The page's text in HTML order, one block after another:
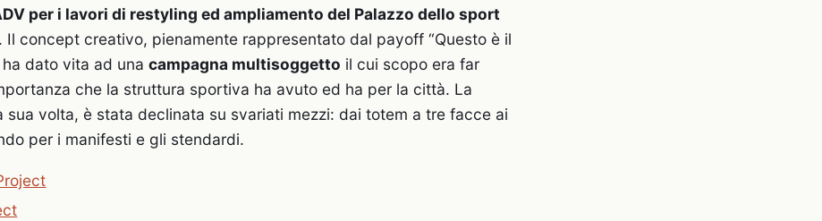
per i lavori di restyling ed ampliamento del Palazzo dello sport
. Il concept creativo, pienamente rappresentato dal payoff “Questo è il
ha dato vita ad una campagna multisoggetto il cui scopo era far
che la struttura sportiva ha avuto ed ha per la città. La
sua volta, è stata declinata su svariati mezzi: dai totem a tre facce ai
per i manifesti e gli stendardi.